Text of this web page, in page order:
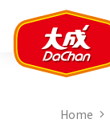
Home